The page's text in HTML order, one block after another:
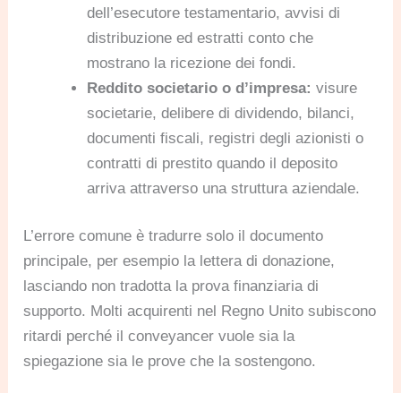
dell’esecutore testamentario, avvisi di
distribuzione ed estratti conto che
mostrano la ricezione dei fondi.
Reddito societario o d’impresa: visure
societarie, delibere di dividendo, bilanci,
documenti fiscali, registri degli azionisti o
contratti di prestito quando il deposito
arriva attraverso una struttura aziendale.
L’errore comune è tradurre solo il documento
principale, per esempio la lettera di donazione,
lasciando non tradotta la prova finanziaria di
supporto. Molti acquirenti nel Regno Unito subiscono
ritardi perché il conveyancer vuole sia la
spiegazione sia le prove che la sostengono.